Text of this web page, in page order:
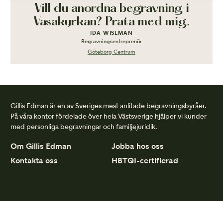
Vill du anordna begravning i
Vasakyrkan? Prata med mig.
IDA WISEMAN
Begravningsentreprenör
Göteborg Centrum
Gillis Edman är en av Sveriges mest anlitade begravningsbyråer.
På våra kontor fördelade över hela Västsverige hjälper vi kunder
med personliga begravningar och familjejuridik.
Om Gillis Edman
Jobba hos oss
Kontakta oss
HBTQI-certifierad